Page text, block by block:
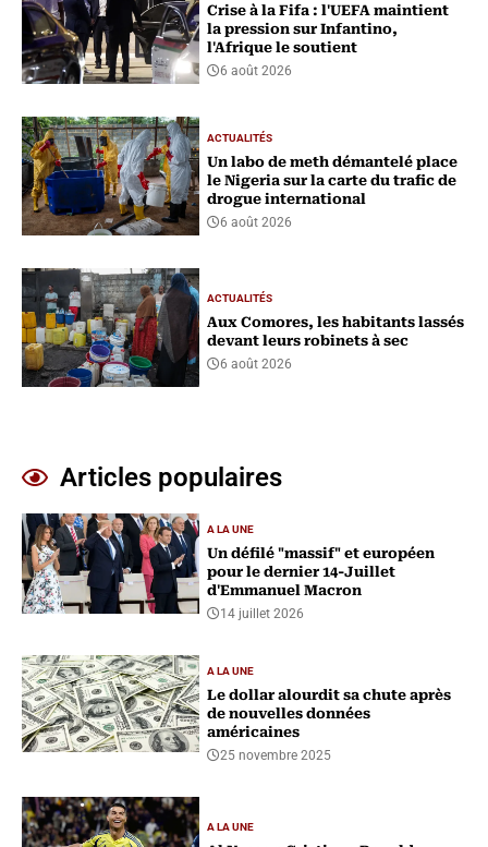
Crise à la Fifa : l'UEFA maintient
la pression sur Infantino,
l'Afrique le soutient
6 août 2026
ACTUALITÉS
Un labo de meth démantelé place
le Nigeria sur la carte du trafic de
drogue international
6 août 2026
ACTUALITÉS
Aux Comores, les habitants lassés
devant leurs robinets à sec
6 août 2026
Articles populaires
A LA UNE
Un défilé "massif" et européen
pour le dernier 14-Juillet
d'Emmanuel Macron
14 juillet 2026
A LA UNE
Le dollar alourdit sa chute après
de nouvelles données
américaines
25 novembre 2025
A LA UNE